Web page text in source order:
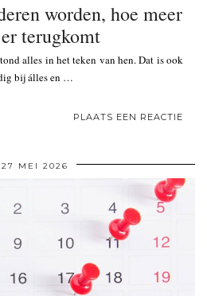
worden, hoe meer
terugkomt
alles in het teken van hen. Dat is ook
bij álles en …
PLAATS EEN REACTIE
27 MEI 2026